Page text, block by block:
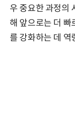
우 중요한 과정의
해 앞으로는 더 빠
를 강화하는 데 역